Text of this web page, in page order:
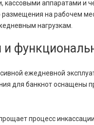
кассовыми аппаратами и
на рабочем
нагрузкам.
и
ежедневной
для банкнот
процесс